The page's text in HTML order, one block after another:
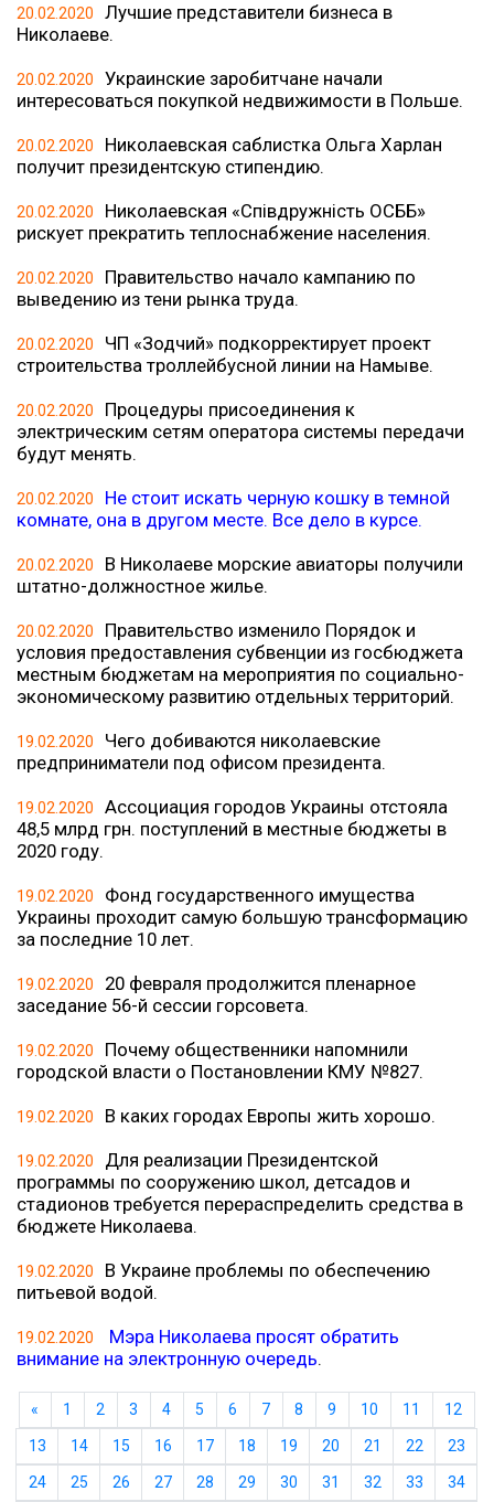
20.02.2020
Лучшие представители бизнеса в
Николаеве.
20.02.2020
Украинские заробитчане начали
интересоваться покупкой недвижимости в Польше.
20.02.2020
Николаевская саблистка Ольга Харлан
получит президентскую стипендию.
20.02.2020
Николаевская «Співдружність ОСББ»
рискует прекратить теплоснабжение населения.
20.02.2020
Правительство начало кампанию по
выведению из тени рынка труда.
20.02.2020
ЧП «Зодчий» подкорректирует проект
строительства троллейбусной линии на Намыве.
20.02.2020
Процедуры присоединения к
электрическим сетям оператора системы передачи
будут менять.
20.02.2020
Не стоит искать черную кошку в темной
комнате, она в другом месте. Все дело в курсе.
20.02.2020
В Николаеве морские авиаторы получили
штатно-должностное жилье.
20.02.2020
Правительство изменило Порядок и
условия предоставления субвенции из госбюджета
местным бюджетам на мероприятия по социально-
экономическому развитию отдельных территорий.
19.02.2020
Чего добиваются николаевские
предприниматели под офисом президента.
19.02.2020
Ассоциация городов Украины отстояла
48,5 млрд грн. поступлений в местные бюджеты в
2020 году.
19.02.2020
Фонд государственного имущества
Украины проходит самую большую трансформацию
за последние 10 лет.
19.02.2020
20 февраля продолжится пленарное
заседание 56-й сессии горсовета.
19.02.2020
Почему общественники напомнили
городской власти о Постановлении КМУ №827.
19.02.2020 В каких городах Европы жить хорошо.
19.02.2020
Для реализации Президентской
программы по сооружению школ, детсадов и
стадионов требуется перераспределить средства в
бюджете Николаева.
19.02.2020
В Украине проблемы по обеспечению
питьевой водой.
19.02.2020
Мэра Николаева просят обратить
внимание на электронную очередь.
« 1 2 3 4 5 6 7 8 9 10 11 12
13 14 15 16 17 18 19 20 21 22 23
24 25 26 27 28 29 30 31 32 33 34